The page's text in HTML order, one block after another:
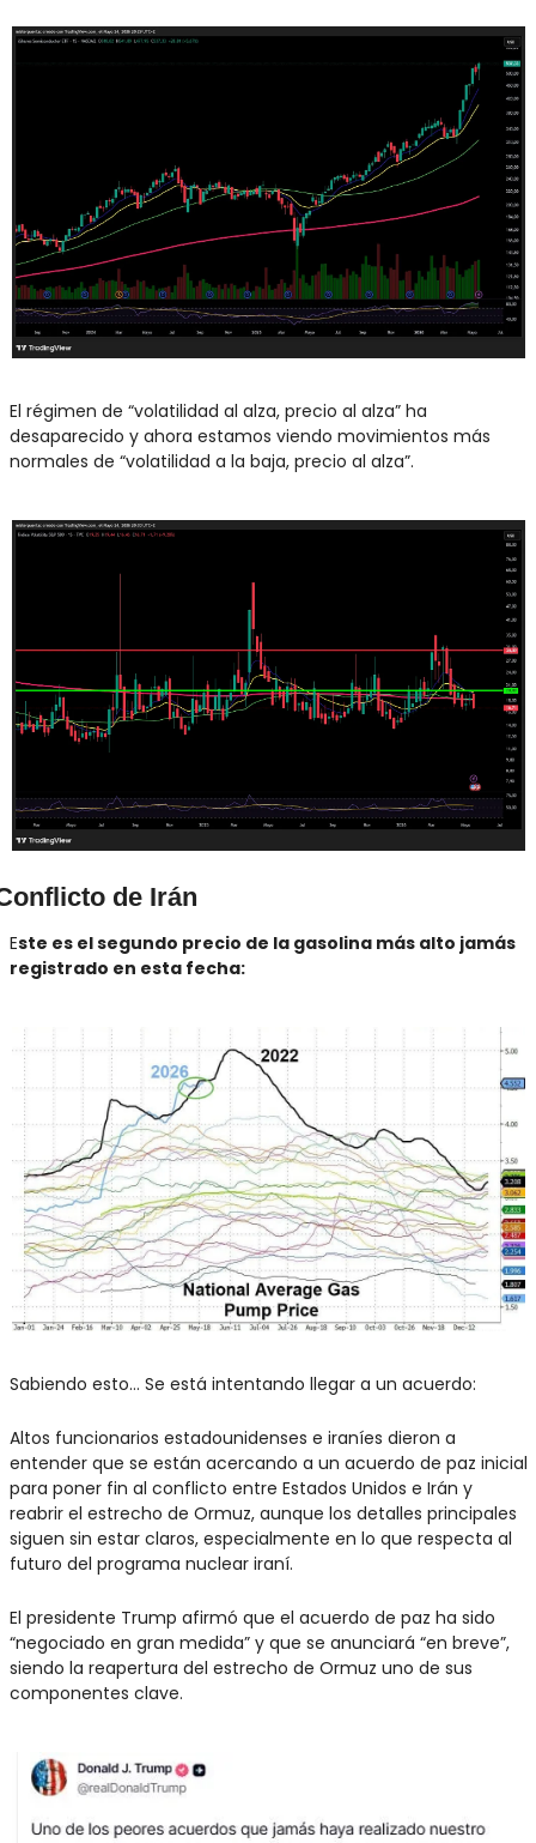
El régimen de “volatilidad al alza, precio al alza” ha
desaparecido y ahora estamos viendo movimientos más
normales de “volatilidad a la baja, precio al alza”.
de Irán
Este es el segundo precio de la gasolina más alto jamás
registrado en esta fecha:
Sabiendo esto… Se está intentando llegar a un acuerdo:
Altos funcionarios estadounidenses e iraníes dieron a
entender que se están acercando a un acuerdo de paz inicial
para poner fin al conflicto entre Estados Unidos e Irán y
reabrir el estrecho de Ormuz, aunque los detalles principales
siguen sin estar claros, especialmente en lo que respecta al
futuro del programa nuclear iraní.
El presidente Trump afirmó que el acuerdo de paz ha sido
“negociado en gran medida” y que se anunciará “en breve”,
siendo la reapertura del estrecho de Ormuz uno de sus
componentes clave.